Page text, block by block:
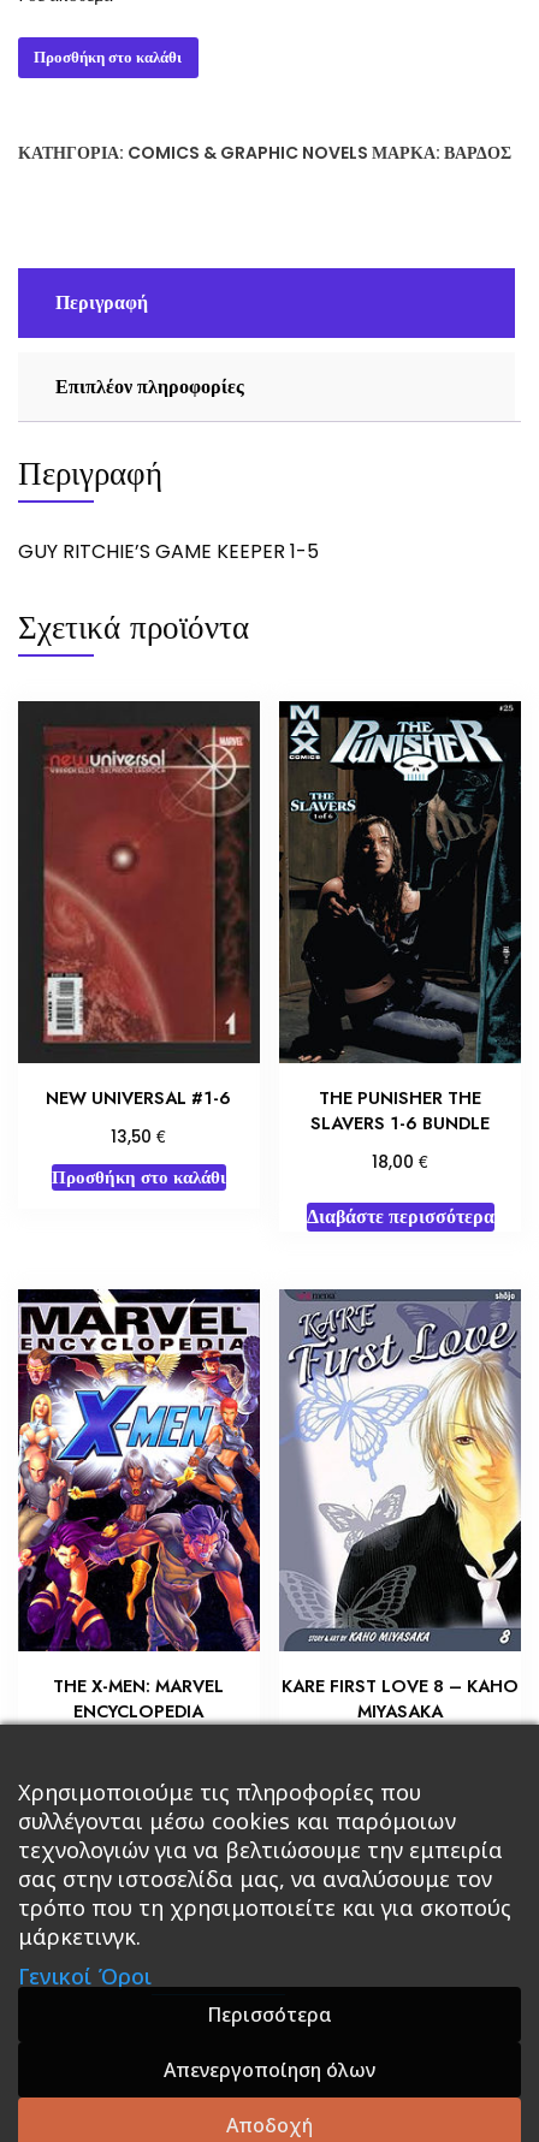
GUY
RITCHIE'S
1-
Προσθήκη στο καλάθι
ΚΑΤΗΓΟΡΊΑ: COMICS & GRAPHIC NOVELS ΜΆΡΚΑ: ΒΆΡΔΟΣ
Περιγραφή
Επιπλέον πληροφορίες
Περιγραφή
GUY RITCHIE’S GAME KEEPER 1-5
Σχετικά προϊόντα
NEW UNIVERSAL #1-6
13,50€
Προσθήκη στο καλάθι
THE PUNISHER THE
SLAVERS 1-6 BUNDLE
18,00€
Διαβάστε περισσότερα
THE X-MEN: MARVEL
ENCYCLOPEDIA
Διαβάστε περισσότερα
KARE FIRST LOVE 8 – KAHO
MIYASAKA
Προσθήκη στο καλάθι
Κεντρική Βιβλία
Roleplaying Games Ψυχαγωγία Εκδόσεις Βάρδος
Σε Προσφορά
A theme by GradientThemes - A theme by Gradient
Themes
Χρησιμοποιούμε τις πληροφορίες που
συλλέγονται μέσω cookies και παρόμοιων
τεχνολογιών για να βελτιώσουμε την εμπειρία
σας στην ιστοσελίδα μας, να αναλύσουμε τον
τρόπο που τη χρησιμοποιείτε και για σκοπούς
μάρκετινγκ.
Γενικοί Όροι
Περισσότερα
Απενεργοποίηση όλων
Αποδοχή